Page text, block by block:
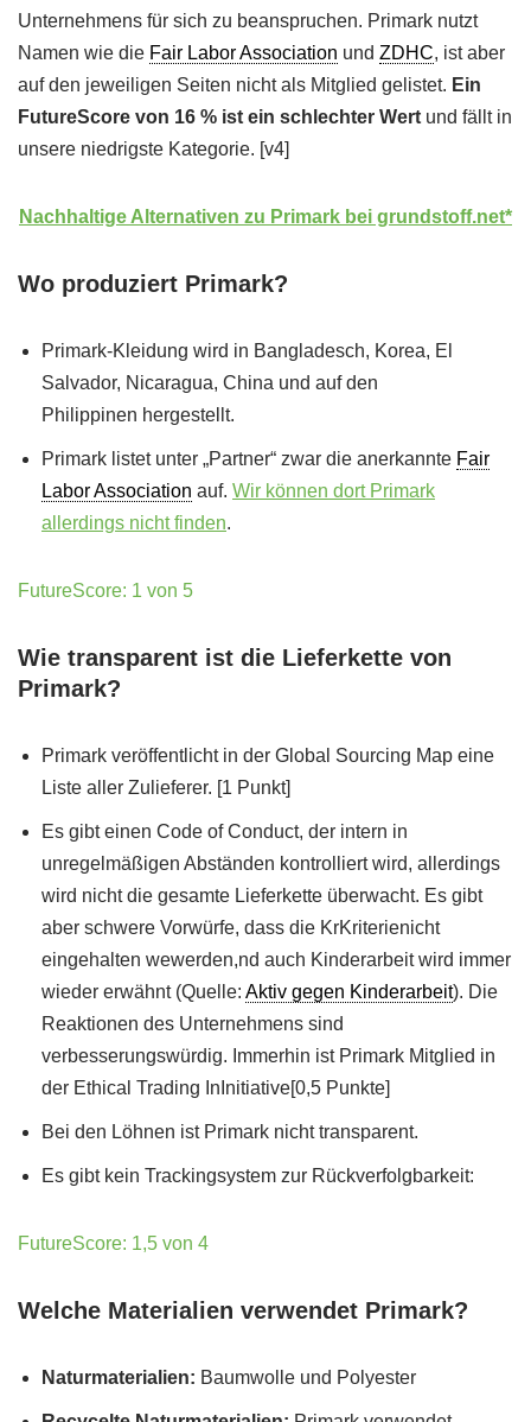
Unternehmens für sich zu beanspruchen. Primark nutzt
Namen wie die Fair Labor Association und ZDHC, ist aber
auf den jeweiligen Seiten nicht als Mitglied gelistet. Ein
FutureScore von 16 % ist ein schlechter Wert und fällt in
unsere niedrigste Kategorie. [v4]
Nachhaltige Alternativen zu Primark bei grundstoff.net*
Wo produziert Primark?
Primark-Kleidung wird in Bangladesch, Korea, El
Salvador, Nicaragua, China und auf den
Philippinen hergestellt.
Primark listet unter „Partner“ zwar die anerkannte Fair
Labor Association auf. Wir können dort Primark
allerdings nicht finden.
FutureScore: 1 von 5
Wie transparent ist die Lieferkette von
Primark?
Primark veröffentlicht in der Global Sourcing Map eine
Liste aller Zulieferer. [1 Punkt]
Es gibt einen Code of Conduct, der intern in
unregelmäßigen Abständen kontrolliert wird, allerdings
wird nicht die gesamte Lieferkette überwacht. Es gibt
aber schwere Vorwürfe, dass die KrKriterienicht
eingehalten wewerden,nd auch Kinderarbeit wird immer
wieder erwähnt (Quelle: Aktiv gegen Kinderarbeit). Die
Reaktionen des Unternehmens sind
verbesserungswürdig. Immerhin ist Primark Mitglied in
der Ethical Trading InInitiative[0,5 Punkte]
Bei den Löhnen ist Primark nicht transparent.
Es gibt kein Trackingsystem zur Rückverfolgbarkeit:
FutureScore: 1,5 von 4
Welche Materialien verwendet Primark?
Naturmaterialien: Baumwolle und Polyester